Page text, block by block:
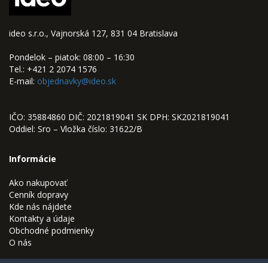
ideo s.r.o., Vajnorská 127, 831 04 Bratislava
Pondelok – piatok: 08:00 – 16:30
Tel.: +421 2 2074 1576
E-mail: objednavky@ideo.sk
IČO: 35884860 DIČ: 2021819041 SK DPH: SK2021819041
Oddiel: Sro – Vložka číslo: 31622/B
Informácie
Ako nakupovať
Cenník dopravy
Kde nás nájdete
Kontakty a údaje
Obchodné podmienky
O nás